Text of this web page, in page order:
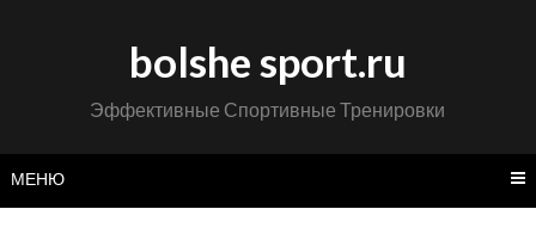
bolshe sport.ru
Эффективные Спортивные Тренировки
МЕНЮ